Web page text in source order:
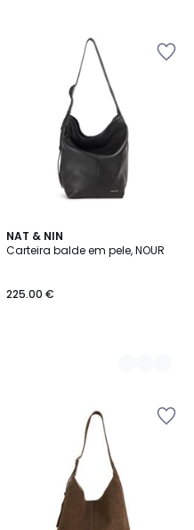
NAT & NIN
Carteira balde em pele, NOUR
225.00 €
2
Cores